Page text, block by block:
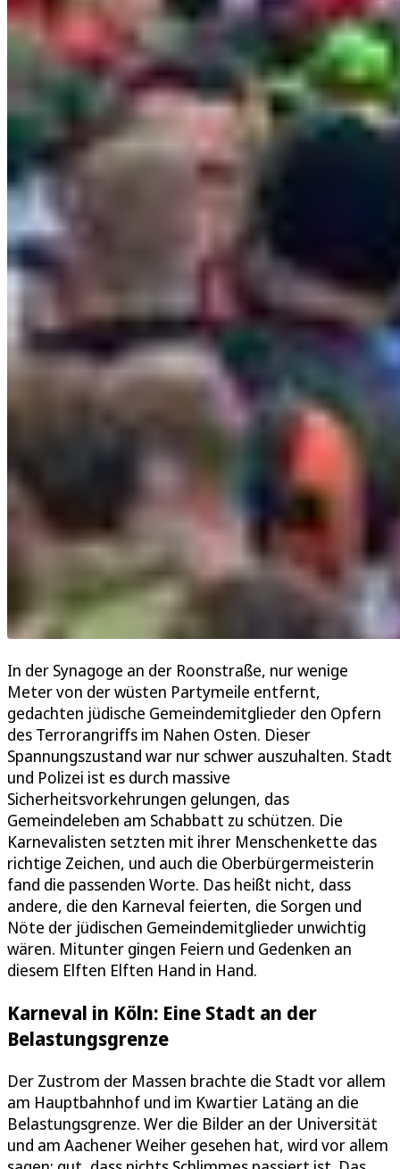
In der Synagoge an der Roonstraße, nur wenige
Meter von der wüsten Partymeile entfernt,
gedachten jüdische Gemeindemitglieder den Opfern
des Terrorangriffs im Nahen Osten. Dieser
Spannungszustand war nur schwer auszuhalten. Stadt
und Polizei ist es durch massive
Sicherheitsvorkehrungen gelungen, das
Gemeindeleben am Schabbatt zu schützen. Die
Karnevalisten setzten mit ihrer Menschenkette das
richtige Zeichen, und auch die Oberbürgermeisterin
fand die passenden Worte. Das heißt nicht, dass
andere, die den Karneval feierten, die Sorgen und
Nöte der jüdischen Gemeindemitglieder unwichtig
wären. Mitunter gingen Feiern und Gedenken an
diesem Elften Elften Hand in Hand.
Karneval in Köln: Eine Stadt an der
Belastungsgrenze
Der Zustrom der Massen brachte die Stadt vor allem
am Hauptbahnhof und im Kwartier Latäng an die
Belastungsgrenze. Wer die Bilder an der Universität
und am Aachener Weiher gesehen hat, wird vor allem